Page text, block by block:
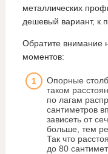
металлических
дешевый вариант, к
Обратите внимание
моментов:
Опорные
таком
по лагам
сантиметров
зависеть от
больше, тем
Так что
до 80